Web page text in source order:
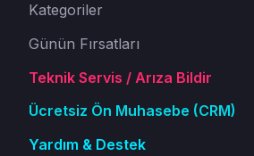
Kategoriler
Günün Fırsatları
Teknik Servis / Arıza Bildir
Ücretsiz Ön Muhasebe (CRM)
Yardım & Destek